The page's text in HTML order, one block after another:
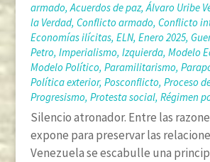
armado,Acuerdos de paz,Álvaro Uribe
la Verdad, Conflicto armado, Conflicto
Economías ilícitas, ELN, Enero 2025,
Petro, Imperialismo, Izquierda, Modelo
Modelo Político, Paramilitarismo,
Política exterior, Posconflicto, Proceso
Progresismo, Protesta social, Régimen
Silencio atronador. Entre las
expone para preservar las
Venezuela se escabulle una